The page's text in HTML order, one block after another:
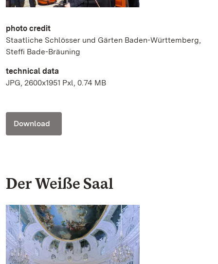
photo credit
Staatliche Schlösser und Gärten Baden-Württemberg,
Steffi Bade-Bräuning
technical data
JPG, 2600x1951 Pxl, 0.74 MB
Download
Der Weiße Saal